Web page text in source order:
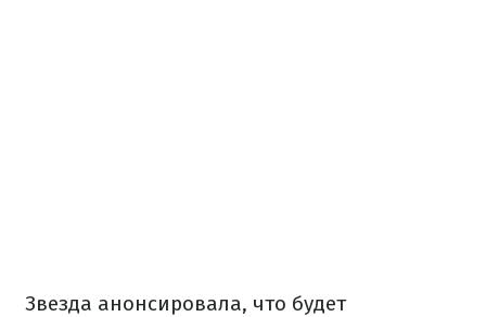
Звезда анонсировала, что будет